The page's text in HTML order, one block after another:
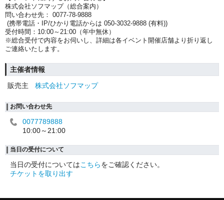
株式会社ソフマップ（総合案内）
問い合わせ先： 0077-78-9888
(携帯電話・IP/ひかり電話からは 050-3032-9888 (有料))
受付時間：10:00～21:00（年中無休）
※総合受付で内容をお伺いし、詳細は各イベント開催店舗より折り返し
ご連絡いたします。
主催者情報
販売主
株式会社ソフマップ
お問い合わせ先
0077789888
10:00～21:00
当日の受付について
当日の受付についてはこちらをご確認ください。
チケットを取り出す